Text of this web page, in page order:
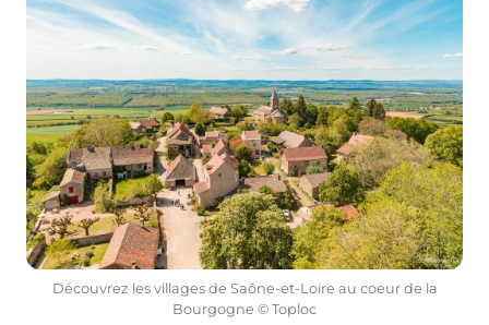
Découvrez les villages de Saône-et-Loire au coeur de la
Bourgogne © Toploc